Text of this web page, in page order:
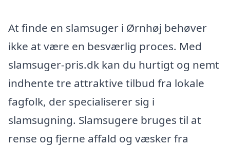
At finde en slamsuger i Ørnhøj behøver
ikke at være en besværlig proces. Med
slamsuger-pris.dk kan du hurtigt og nemt
indhente tre attraktive tilbud fra lokale
fagfolk, der specialiserer sig i
slamsugning. Slamsugere bruges til at
rense og fjerne affald og væsker fra